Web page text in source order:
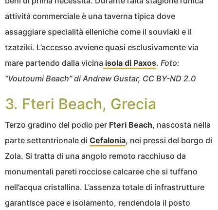
attività commerciale è una taverna tipica dove
assaggiare specialità elleniche come il souvlaki e il
tzatziki. L’accesso avviene quasi esclusivamente via
mare partendo dalla vicina isola di Paxos. Foto:
“Voutoumi Beach” di Andrew Gustar, CC BY-ND 2.0
3. Fteri Beach, Grecia
Terzo gradino del podio per Fteri Beach, nascosta nella
parte settentrionale di Cefalonia, nei pressi del borgo di
Zola. Si tratta di una angolo remoto racchiuso da
monumentali pareti rocciose calcaree che si tuffano
nell’acqua cristallina. L’assenza totale di infrastrutture
garantisce pace e isolamento, rendendola il posto